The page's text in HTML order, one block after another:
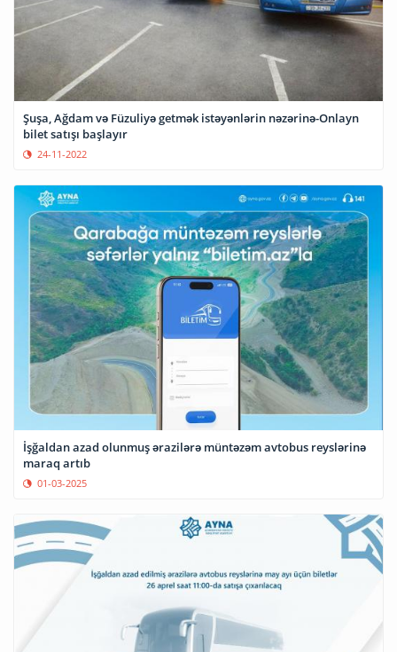
Şuşa, Ağdam və Füzuliyə getmək istəyənlərin nəzərinə-Onlayn
bilet satışı başlayır
24-11-2022
İşğaldan azad olunmuş ərazilərə müntəzəm avtobus reyslərinə
maraq artıb
01-03-2025